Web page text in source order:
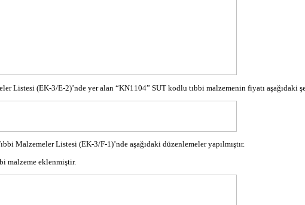
Listesi (EK-3/E-2)’nde yer alan “KN1104” SUT kodlu tıbbi malzemenin fiyatı aşağıdaki
Malzemeler Listesi (EK-3/F-1)’nde aşağıdaki düzenlemeler yapılmıştır.
malzeme eklenmiştir.